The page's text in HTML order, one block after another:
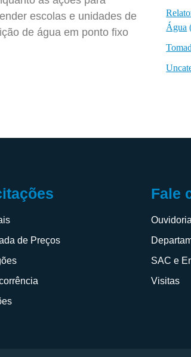
escolas e unidades de
de água em ponto fixo
Água
de Preços
Fale
Ouvidoria
SAC e
Visitas